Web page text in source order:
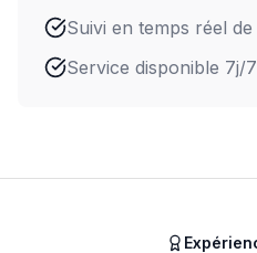
Suivi en temps réel
Service disponible 7j/7